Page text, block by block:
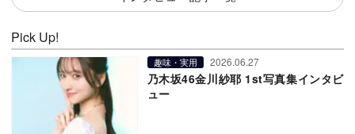
Pick Up!
趣味・実用 2026.06.27
乃木坂46金川紗耶 1st写真集インタビ
ュー